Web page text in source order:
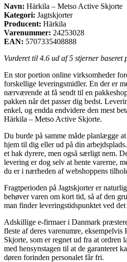
Navn: Härkila – Metso Active Skjorte
Kategori: Jagtskjorter
Producent: Härkila
Varenummer: 24253028
EAN: 5707335408888
Vurderet til 4.6 ud af 5 stjerner baseret
En stor portion online virksomheder
forskellige leveringsmidler. En der er
nærværende at få sendt til en
pakken når det passer dig bedst.
enkel, og endda endvidere den mest
Härkila – Metso Active Skjorte.
Du burde på samme måde planlægge
hjem til dig eller ud på din
et hak dyrere, men også særligt nem.
levering er dog selv at hente varerne,
du er i nærheden af webshoppens
Fragtperioden på Jagtskjorter er
behøver varen om kort tid, så af den
man finder leveringstidspunktet ved
Adskillige e-firmaer i Danmark
fleste af deres varenumre,
Skjorte, som er regnet ud fra at ordren
med hensynstagen til at de garanteret
døren forinden personalet får fri.